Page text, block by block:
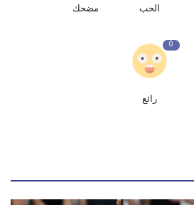
الحب مضحك
0
رائع